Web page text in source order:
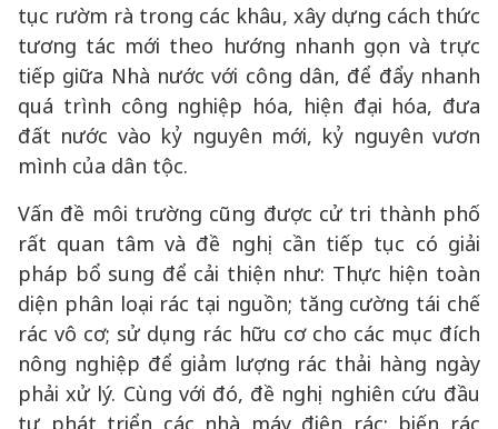
tục rườm rà trong các khâu, xây dựng cách thức
tương tác mới theo hướng nhanh gọn và trực
tiếp giữa Nhà nước với công dân, để đẩy nhanh
quá trình công nghiệp hóa, hiện đại hóa, đưa
đất nước vào kỷ nguyên mới, kỷ nguyên vươn
mình của dân tộc.
Vấn đề môi trường cũng được cử tri thành phố
rất quan tâm và đề nghị cần tiếp tục có giải
pháp bổ sung để cải thiện như: Thực hiện toàn
diện phân loại rác tại nguồn; tăng cường tái chế
rác vô cơ; sử dụng rác hữu cơ cho các mục đích
nông nghiệp để giảm lượng rác thải hàng ngày
phải xử lý. Cùng với đó, đề nghị nghiên cứu đầu
tư phát triển các nhà máy điện rác; biến rác